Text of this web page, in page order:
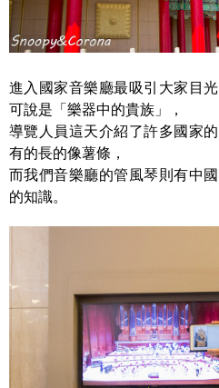
進入國家音樂廳最吸引大家目
可說是「樂器中的貴族」，
導覽人員這天介紹了許多國家
有的長的像薯條，
而我們音樂廳的管風琴則有中
的知識。